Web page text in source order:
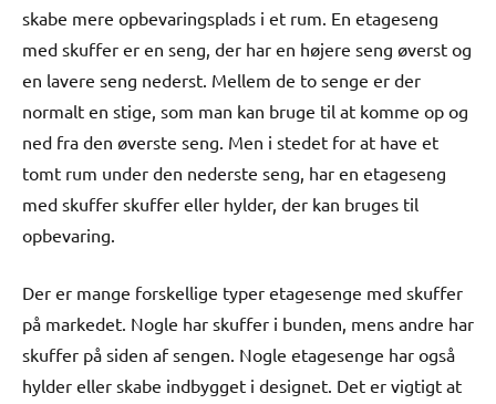
skabe mere opbevaringsplads i et rum. En etageseng
med skuffer er en seng, der har en højere seng øverst og
en lavere seng nederst. Mellem de to senge er der
normalt en stige, som man kan bruge til at komme op og
ned fra den øverste seng. Men i stedet for at have et
tomt rum under den nederste seng, har en etageseng
med skuffer skuffer eller hylder, der kan bruges til
opbevaring.
Der er mange forskellige typer etagesenge med skuffer
på markedet. Nogle har skuffer i bunden, mens andre har
skuffer på siden af sengen. Nogle etagesenge har også
hylder eller skabe indbygget i designet. Det er vigtigt at